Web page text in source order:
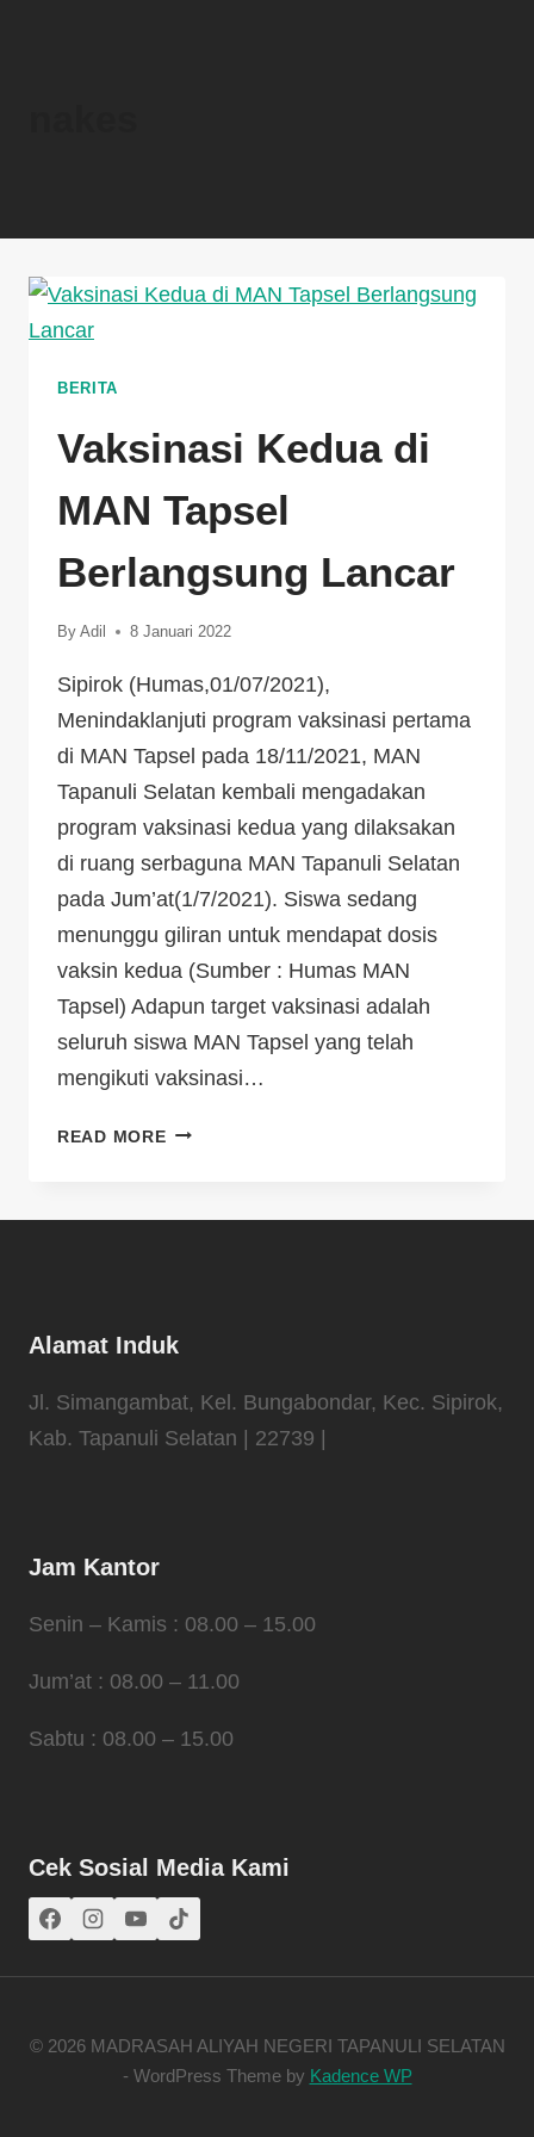
BERITA
Vaksinasi Kedua di
MAN Tapsel
Berlangsung Lancar
By Adil 8 Januari 2022
Sipirok (Humas,01/07/2021),
Menindaklanjuti program vaksinasi pertama
di MAN Tapsel pada 18/11/2021, MAN
Tapanuli Selatan kembali mengadakan
program vaksinasi kedua yang dilaksakan
di ruang serbaguna MAN Tapanuli Selatan
pada Jum’at(1/7/2021). Siswa sedang
menunggu giliran untuk mendapat dosis
vaksin kedua (Sumber : Humas MAN
Tapsel) Adapun target vaksinasi adalah
seluruh siswa MAN Tapsel yang telah
mengikuti vaksinasi…
READ MORE
Alamat Induk
Jl. Simangambat, Kel. Bungabondar, Kec. Sipirok,
Kab. Tapanuli Selatan | 22739 |
Jam Kantor
Senin – Kamis : 08.00 – 15.00
Jum’at : 08.00 – 11.00
Sabtu : 08.00 – 15.00
Cek Sosial Media Kami
© 2026 MADRASAH ALIYAH NEGERI TAPANULI SELATAN
- WordPress Theme by Kadence WP